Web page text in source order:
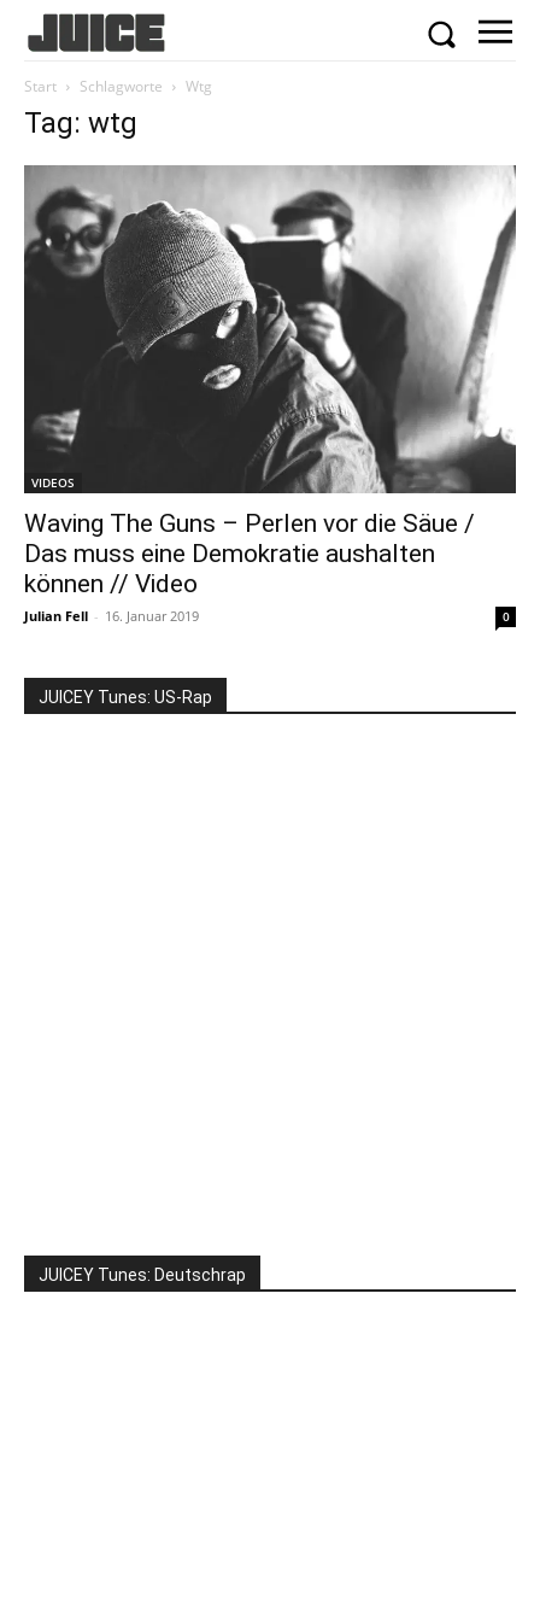
Start Schlagworte Wtg
Tag: wtg
VIDEOS
Waving The Guns – Perlen vor die Säue /
Das muss eine Demokratie aushalten
können // Video
Julian Fell - 16. Januar 2019 0
JUICEY Tunes: US-Rap
JUICEY Tunes: Deutschrap